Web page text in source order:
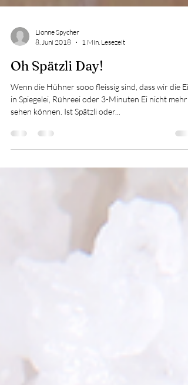
Lionne Spycher
8. Juni 2018
1 Min. Lesezeit
Oh Spätzli Day!
Wenn die Hühner sooo fleissig sind, dass wir die
in Spiegelei, Rühreei oder 3-Minuten Ei nicht mehr